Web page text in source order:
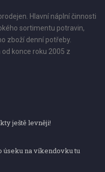
Hlavní náplní činnosti
sortimentu potravin,
zboží denní potřeby.
konce roku 2005 z
ještě levněji!
úseku na víkendovku tu